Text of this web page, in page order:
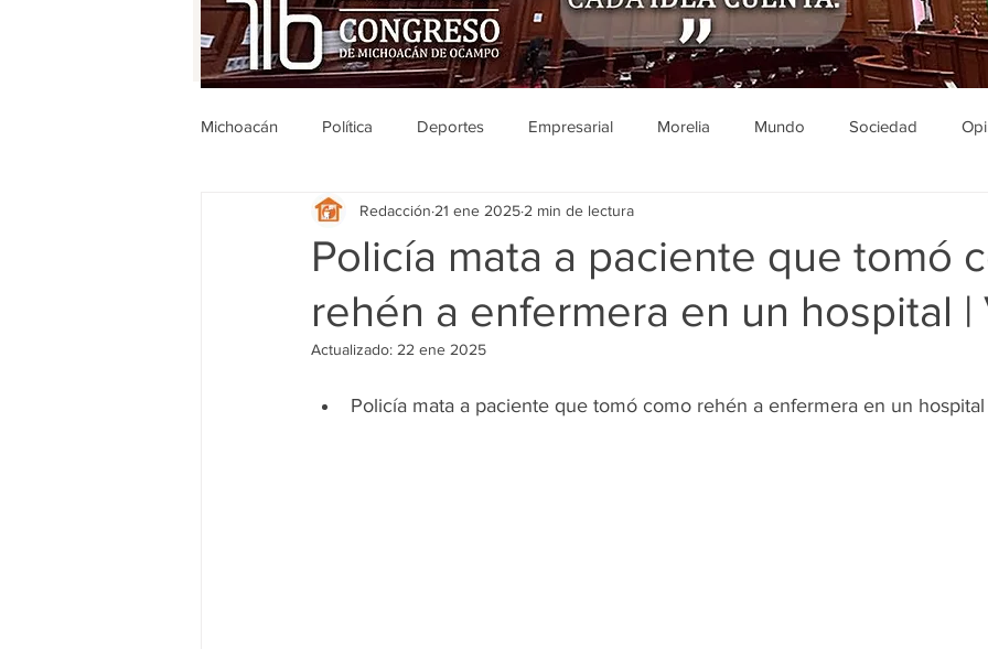
Michoacán Política Deportes Empresarial Morelia Mundo Sociedad
Michoacán Nacionales Sucesos Entretenimiento
Legislativo Seguridad Educación Salud Gobierno Guanajuato Zamora
Policía mata a paciente que tomó
rehén a enfermera en un hospital |
Redacción 21 ene 2025 2 min de lectura
Actualizado: 22 ene 2025
Policía mata a paciente que tomó como rehén a enfermera en un hospital